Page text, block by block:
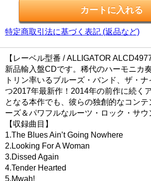
特定商取引法に基づく表記 (返品など)
【レーベル型番 / ALLIGATOR ALCD4977
新品輸入盤CDです。稀代のハーモニカ
トリン率いるブルーズ・バンド、ザ・
つ2017年最新作！2014年の前作に続く
となる本作でも、彼らの独創的なコン
ーズ＆パワフルなルーツ・ロック・サウ
【収録曲目】
1.The Blues Ain’t Going Nowhere
2.Looking For A Woman
3.Dissed Again
4.Tender Hearted
5.Mwah!